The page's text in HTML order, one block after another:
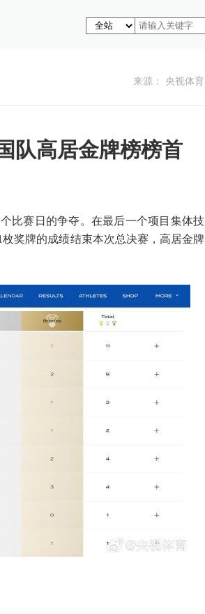
来源： 央视体育
队高居金牌榜榜首
比赛日的争夺。在最后一个项目集体技
奖牌的成绩结束本次总决赛，高居金牌